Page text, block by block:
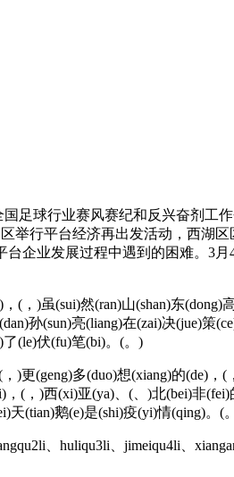
球行业赛风赛纪和反兴奋剂工
行平台经济再出发活动，西湖区
企业发展过程中遇到的困难。3月
)虽(sui)然(ran)山(shan)东(dong)高
孙(sun)亮(liang)在(zai)决(jue)策
了(le)伏(fu)笔(bi)。(。)
(geng)多(duo)想(xiang)的(de)，(
(，)西(xi)亚(ya)、(、)北(bei)非(fei)
天(tian)鹅(e)是(shi)疫(yi)情(qing)。(
、huliqu3li、jimeiqu4li、